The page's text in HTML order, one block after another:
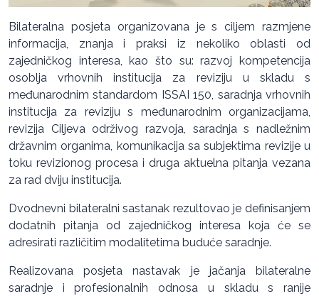
Bilateralna posjeta organizovana je s ciljem razmjene
informacija, znanja i praksi iz nekoliko oblasti od
zajedničkog interesa, kao što su: razvoj kompetencija
osoblja vrhovnih institucija za reviziju u skladu s
međunarodnim standardom ISSAI 150, saradnja vrhovnih
institucija za reviziju s međunarodnim organizacijama,
revizija Ciljeva održivog razvoja, saradnja s nadležnim
državnim organima, komunikacija sa subjektima revizije u
toku revizionog procesa i druga aktuelna pitanja vezana
za rad dviju institucija.
Dvodnevni bilateralni sastanak rezultovao je definisanjem
dodatnih pitanja od zajedničkog interesa koja će se
adresirati različitim modalitetima buduće saradnje.
Realizovana posjeta nastavak je jačanja bilateralne
saradnje i profesionalnih odnosa u skladu s ranije